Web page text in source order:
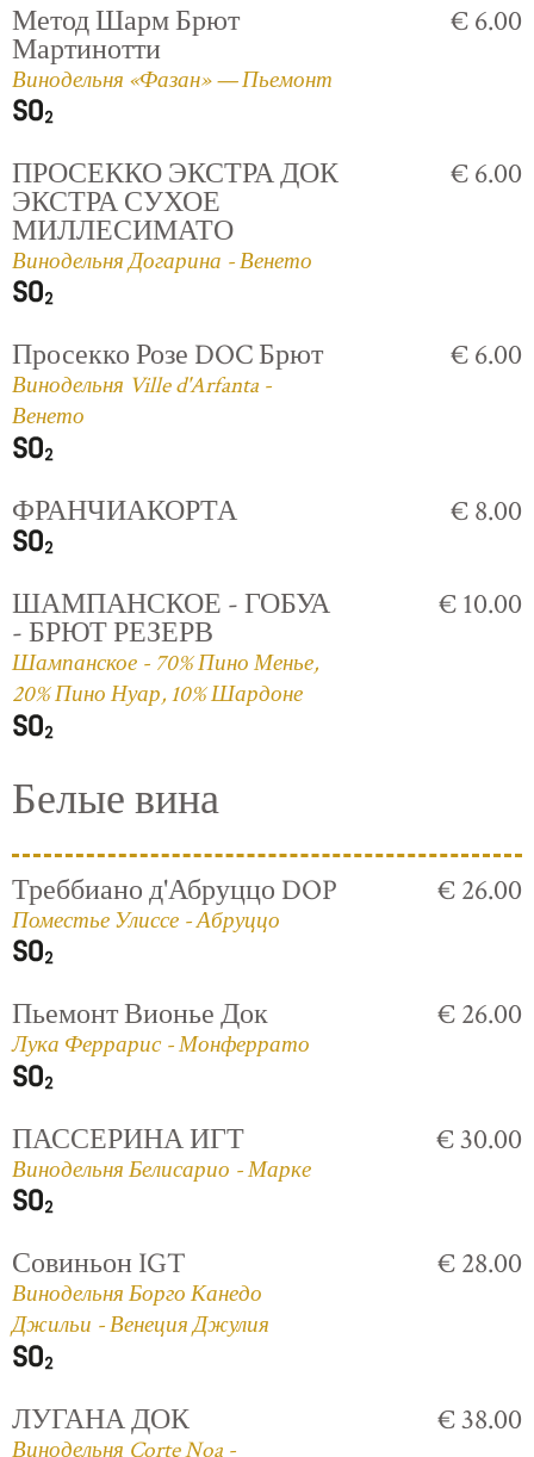
Метод Шарм Брют
Мартинотти
Винодельня «Фазан» — Пьемонт
€ 6.00
ПРОСЕККО ЭКСТРА ДОК
ЭКСТРА СУХОЕ
МИЛЛЕСИМАТО
Винодельня Догарина - Венето
€ 6.00
Просекко Розе DOC Брют
Винодельня Ville d'Arfanta -
Венето
€ 6.00
ФРАНЧИАКОРТА € 8.00
ШАМПАНСКОЕ - ГОБУА
- БРЮТ РЕЗЕРВ
Шампанское - 70% Пино Менье,
20% Пино Нуар, 10% Шардоне
€ 10.00
Белые вина
Треббиано д'Абруццо DOP
Поместье Улиссе - Абруццо
€ 26.00
Пьемонт Вионье Док
Лука Феррарис - Монферрато
€ 26.00
ПАССЕРИНА ИГТ
Винодельня Белисарио - Марке
€ 30.00
Совиньон IGT
Винодельня Борго Канедо
Джильи - Венеция Джулия
€ 28.00
ЛУГАНА ДОК
Винодельня Corte Noa -
€ 38.00